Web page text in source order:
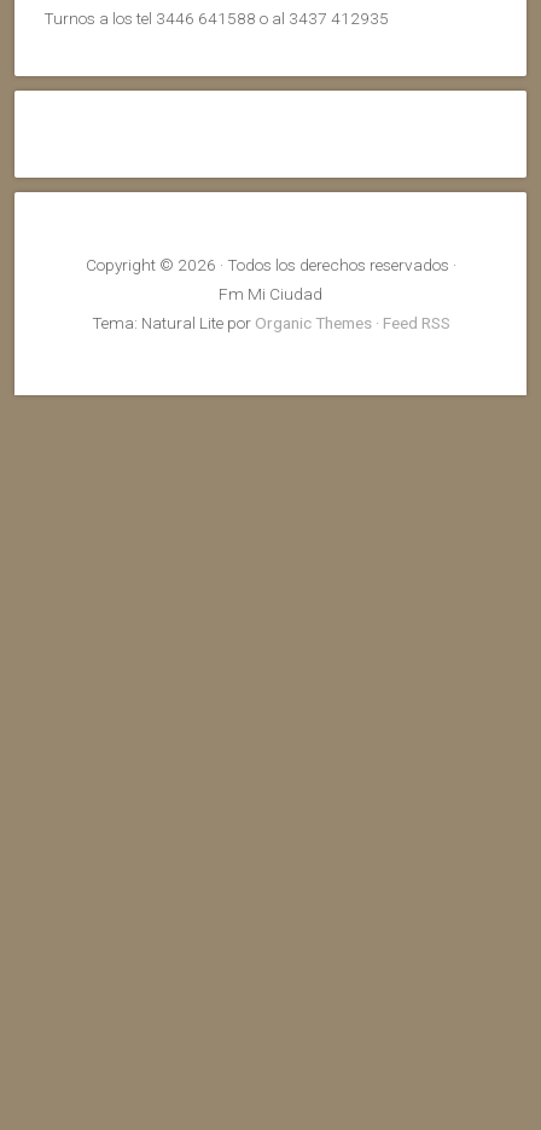
Turnos a los tel 3446 641588 o al 3437 412935
Copyright © 2026 · Todos los derechos reservados ·
Fm Mi Ciudad
Tema: Natural Lite por Organic Themes· Feed RSS